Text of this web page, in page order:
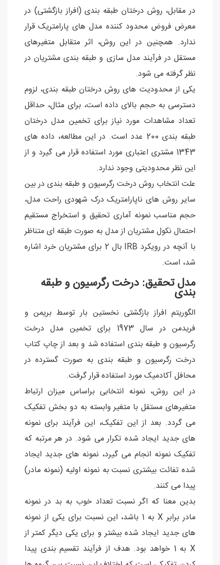
در مقابل، روش درختان طبقه بندی (افراز بازگشتی) در
معرض فروض محدود کننده مدل های پارامتریک قرار
ندارد. همچنین در این روش، اثر متقابل متغیرهای
مستقل در فرآیند مدل سازی و طبقه بندی مشتریان در
نظر گرفته می شود.
یکی از محدودیت های روش درختان طبقه بندی، لزوم
دسترسی به حجم بالای داده است، برای مثال، حداقل
تعداد مشاهدات مورد نیاز برای تخمین مدل درختان
طبقه بندی 200 عدد است. در این مطالعه، داده های
1343 مشتری اعتباری مورد استفاده قرار می گیرد و از
این نظر محدودیتی وجود ندارد.
علت انتخاب روش درخت رگرسیون و طبقه بندی در بین
سایر روش های ناپارامتریک درک شهودی راحت مدل،
حجم مناسب نمونه آماری تحقیق و استخراج مستقیم
احتمال نکول مشتریان از مدل به صورت طبقه ای متناظر
با آنچه در رویکرد IRB بال 2 برای مشتریان خرد اشاره
شد، است.
مدل تحقیق: درخت رگرسیون و طبقه
بندی
الگوریتم افراز بازگشتی نخستین بار توسط بریمن و
فریدمن در سال 1973 برای تخمین مدل درخت
رگرسیون و طبقه بندی استفاده شد و بعد از چاپ کتاب
درخت رگرسیون و طبقه بندی به صورت گسترده در
محافل آکادمیک مورد استفاده قرار گرفت.
در این روش، نمونه انتخابی براساس میزان ارتباط
متغیرهای مستقل با متغیر وابسته به دو بخش تفکیک
می گردد. بعد از این تفکیک، این فرآیند برای نمونه
های جدید ایجاد شده تکرار می شود. در هر مرتبه که
تفکیک نمونه انجام می گیرد، نمونه های جدید ایجاد
شده تفائت بیشتری نسبت به نمونه اولیه (نمونه مادر)
پیدا می کنند.
بدین معنا که اگر نسبت تعداد خوب به بد در نمونه
مادر برابر X به 1 باشد، این نسبت برای یکی از نمونه
های جدید ایجاد شده بیشتر و برای یکی دیگر کمتر از
X به 1 خواهد بود. هدف از فرآیند تقسیم بندی پیدا